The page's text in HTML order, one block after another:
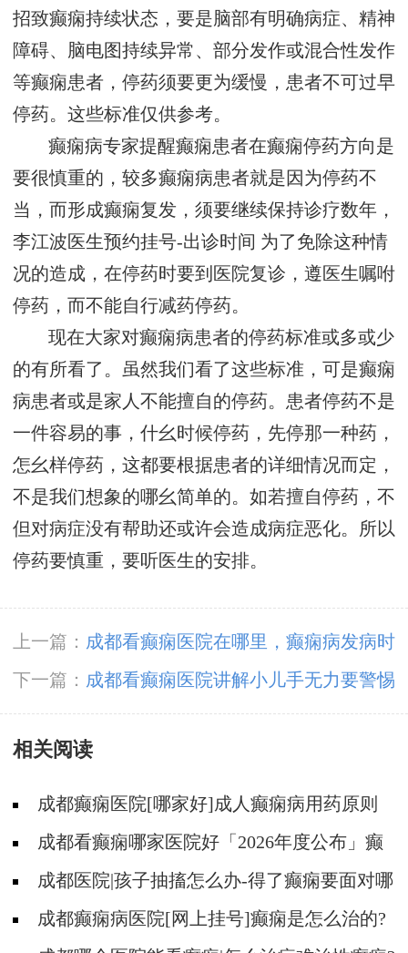
招致癫痫持续状态，要是脑部有明确病症、精神
障碍、脑电图持续异常、部分发作或混合性发作
等癫痫患者，停药须要更为缓慢，患者不可过早
停药。这些标准仅供参考。
癫痫病专家提醒癫痫患者在癫痫停药方向是
要很慎重的，较多癫痫病患者就是因为停药不
当，而形成癫痫复发，须要继续保持诊疗数年，
李江波医生预约挂号-出诊时间 为了免除这种情
况的造成，在停药时要到医院复诊，遵医生嘱咐
停药，而不能自行减药停药。
现在大家对癫痫病患者的停药标准或多或少
的有所看了。虽然我们看了这些标准，可是癫痫
病患者或是家人不能擅自的停药。患者停药不是
一件容易的事，什幺时候停药，先停那一种药，
怎幺样停药，这都要根据患者的详细情况而定，
不是我们想象的哪幺简单的。如若擅自停药，不
但对病症没有帮助还或许会造成病症恶化。所以
停药要慎重，要听医生的安排。
上一篇： 成都看癫痫医院在哪里，癫痫病发病时
该怎么保护?
下一篇： 成都看癫痫医院讲解小儿手无力要警惕
癫痫的产生
相关阅读
成都癫痫医院[哪家好]成人癫痫病用药原则
成都看癫痫哪家医院好「2026年度公布」癫
痫病的常见误区有哪些?
成都医院|孩子抽搐怎么办-得了癫痫要面对哪
些问题?
成都癫痫病医院[网上挂号]癫痫是怎么治的?